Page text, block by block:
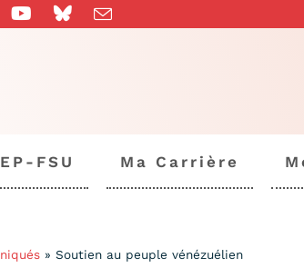
FSU Ma Carrière
» Soutien au peuple vénézuélien